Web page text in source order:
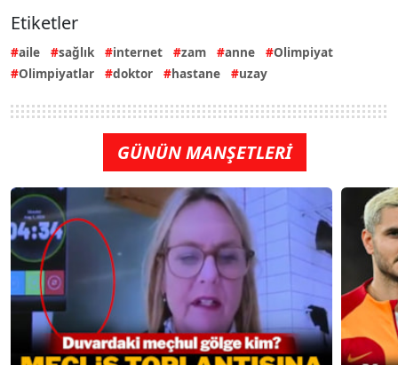
Etiketler
aile sağlık internet zam anne
Olimpiyat
Olimpiyatlar
doktor hastane uzay
GÜNÜN MANŞETLERİ